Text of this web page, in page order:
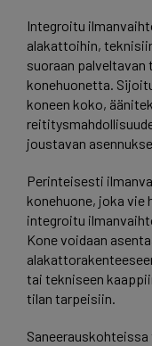
Integroitu
alakattoihin,
suoraan palveltavan
konehuonetta.
koneen koko,
joustavan
Perinteisesti
konehuone, joka
integroitu
Kone voidaan
tai tekniseen
tilan tarpeisiin.